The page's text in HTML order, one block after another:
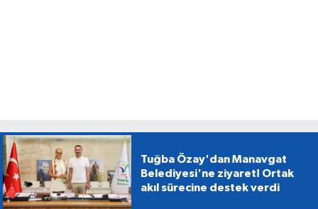
Tuğba Özay'dan Manavgat
Belediyesi'ne ziyaret! Ortak
akıl sürecine destek verdi